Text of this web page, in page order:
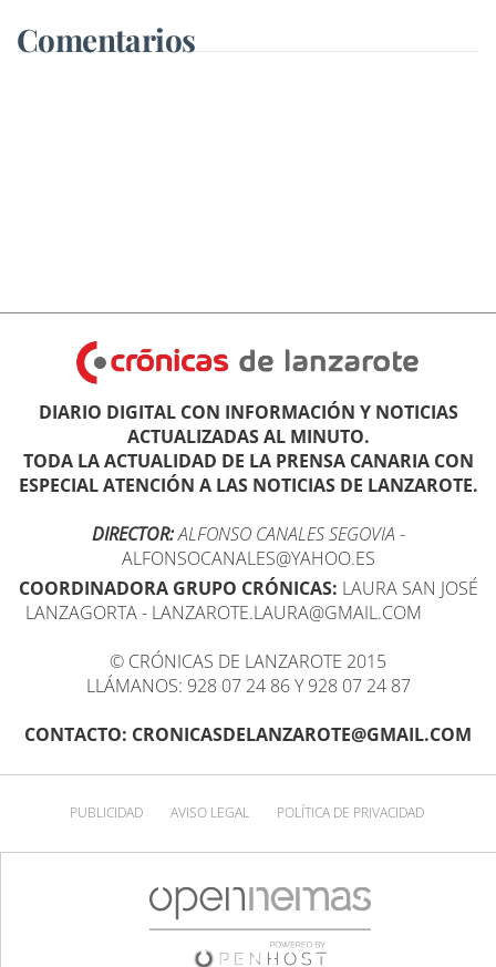
Comentarios
DIARIO DIGITAL CON INFORMACIÓN Y NOTICIAS
ACTUALIZADAS AL MINUTO.
TODA LA ACTUALIDAD DE LA PRENSA CANARIA CON
ESPECIAL ATENCIÓN A LAS NOTICIAS DE LANZAROTE.
DIRECTOR:ALFONSO CANALES SEGOVIA -
ALFONSOCANALES@YAHOO.ES
COORDINADORA GRUPO CRÓNICAS: LAURA SAN JOSÉ
LANZAGORTA - LANZAROTE.LAURA@GMAIL.COM
© CRÓNICAS DE LANZAROTE 2015
LLÁMANOS: 928 07 24 86 Y 928 07 24 87
CONTACTO: CRONICASDELANZAROTE@GMAIL.COM
PUBLICIDAD AVISO LEGAL POLÍTICA DE PRIVACIDAD